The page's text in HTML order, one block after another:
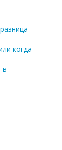
когда
в